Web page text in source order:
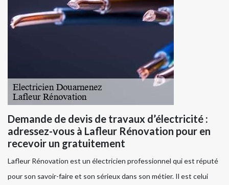
Demande de devis de travaux d’électricité :
adressez-vous à Lafleur Rénovation pour en
recevoir un gratuitement
Lafleur Rénovation est un électricien professionnel qui est réputé
pour son savoir-faire et son sérieux dans son métier. Il est celui